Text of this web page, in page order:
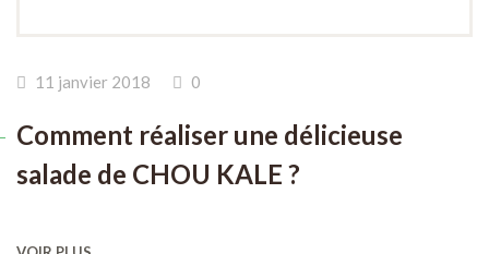
11 janvier 2018 0
Comment réaliser une délicieuse
salade de CHOU KALE ?